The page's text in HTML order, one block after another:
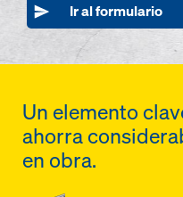
Ir al formulario
Un elemento
ahorra
en obra.